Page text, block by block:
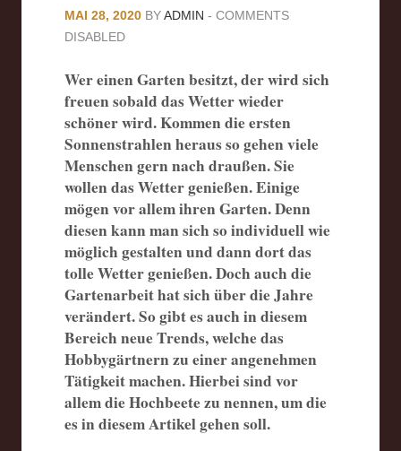
MAI 28, 2020 BYADMIN - COMMENTS
DISABLED
Wer einen Garten besitzt, der wird sich
freuen sobald das Wetter wieder
schöner wird. Kommen die ersten
Sonnenstrahlen heraus so gehen viele
Menschen gern nach draußen. Sie
wollen das Wetter genießen. Einige
mögen vor allem ihren Garten. Denn
diesen kann man sich so individuell wie
möglich gestalten und dann dort das
tolle Wetter genießen. Doch auch die
Gartenarbeit hat sich über die Jahre
verändert. So gibt es auch in diesem
Bereich neue Trends, welche das
Hobbygärtnern zu einer angenehmen
Tätigkeit machen. Hierbei sind vor
allem die Hochbeete zu nennen, um die
es in diesem Artikel gehen soll.